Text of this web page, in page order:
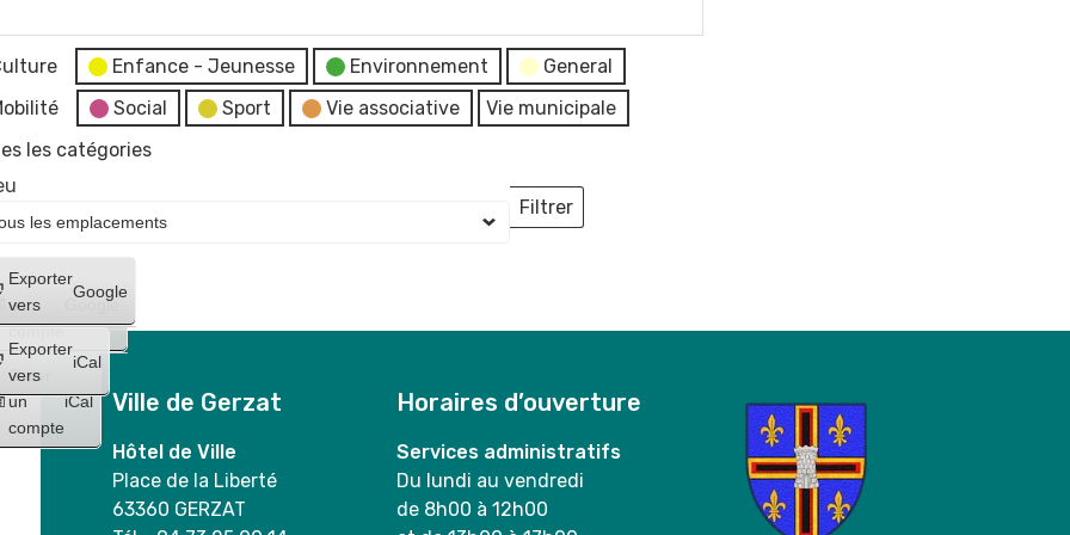
Enfance - Jeunesse Environnement
General
Social Sport Vie associative
Vie municipale
les catégories
Créer
un
compte
Google
Créer
un
compte
iCal
Exporter
vers
Google
Exporter
vers
iCal
Filtrer
Lieux
Ville de Gerzat
Hôtel de Ville
Place de la Liberté
63360 GERZAT
Horaires d’ouverture
Services administratifs
Du lundi au vendredi
de 8h00 à 12h00